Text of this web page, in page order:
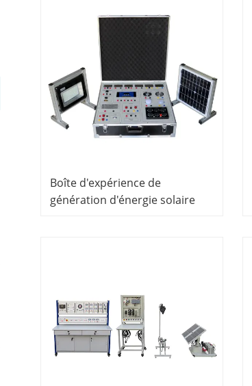
Boîte d'expérience de
génération d'énergie solaire